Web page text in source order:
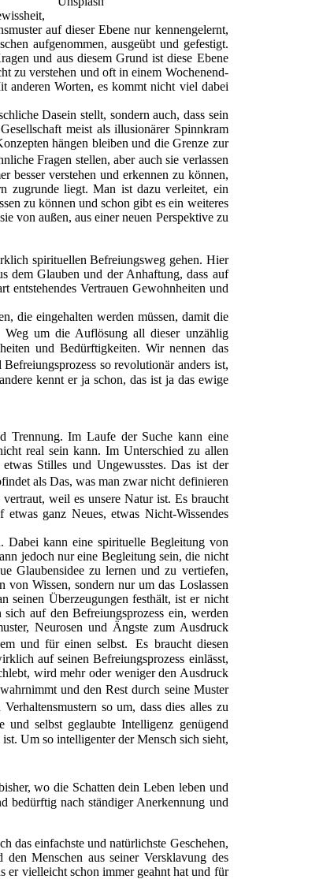
auf dieser Ebene nur kennengelernt,
aufgenommen, ausgeübt und gefestigt.
und aus diesem Grund ist diese Ebene
zu verstehen und oft in einem Wochenend-
anderen Worten, es kommt nicht viel dabei
Dasein stellt, sondern auch, dass sein
meist als illusionärer Spinnkram
hängen bleiben und die Grenze zur
Fragen stellen, aber auch sie verlassen
besser verstehen und erkennen zu können,
zugrunde liegt. Man ist dazu verleitet, ein
zu können und schon gibt es ein weiteres
von außen, aus einer neuen Perspektive zu
spirituellen Befreiungsweg gehen. Hier
dem Glauben und der Anhaftung, dass auf
Vertrauen Gewohnheiten und
die eingehalten werden müssen, damit die
Weg um die Auflösung all dieser unzählig
und Bedürftigkeiten. Wir nennen das
so revolutionär anders ist,
kennt er ja schon, das ist ja das ewige
Trennung. Im Laufe der Suche kann eine
real sein kann. Im Unterschied zu allen
Stilles und Ungewusstes. Das ist der
als Das, was man zwar nicht definieren
weil es unsere Natur ist. Es braucht
ganz Neues, etwas Nicht-Wissendes
Dabei kann eine spirituelle Begleitung von
jedoch nur eine Begleitung sein, die nicht
Glaubensidee zu lernen und zu vertiefen,
Wissen, sondern nur um das Loslassen
seinen Überzeugungen festhält, ist er nicht
auf den Befreiungsprozess ein, werden
Neurosen und Ängste zum Ausdruck
und für einen selbst. Es braucht diesen
auf seinen Befreiungsprozess einlässt,
wird mehr oder weniger den Ausdruck
und den Rest durch seine Muster
so um, dass dies alles zu
selbst geglaubte Intelligenz genügend
Um so intelligenter der Mensch sich sieht,
wo die Schatten dein Leben leben und
bedürftig nach ständiger Anerkennung und
das einfachste und natürlichste Geschehen,
Menschen aus seiner Versklavung des
er vielleicht schon immer geahnt hat und für